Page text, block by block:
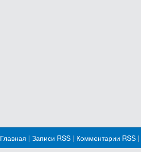
Главная | Записи RSS | Комментарии RSS |